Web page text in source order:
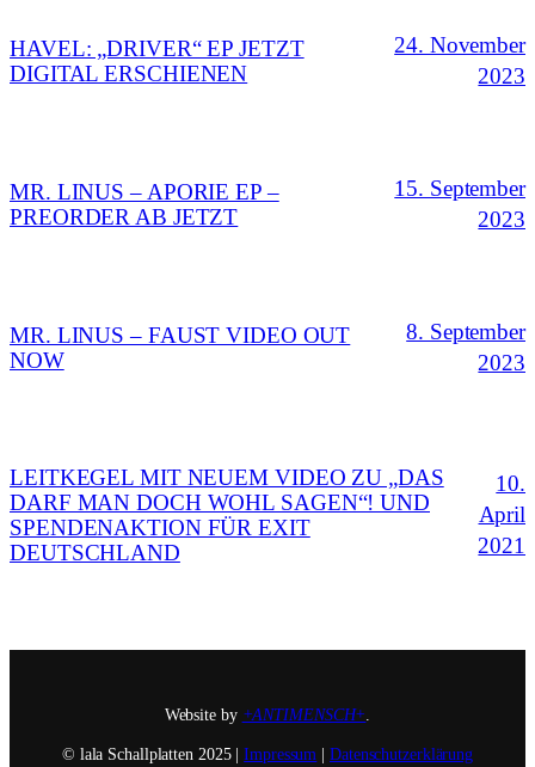
HAVEL: „DRIVER“ EP JETZT
DIGITAL ERSCHIENEN
24. November
2023
MR. LINUS – APORIE EP –
PREORDER AB JETZT
15. September
2023
MR. LINUS – FAUST VIDEO OUT
NOW
8. September
2023
LEITKEGEL MIT NEUEM VIDEO ZU „DAS
DARF MAN DOCH WOHL SAGEN“! UND
SPENDENAKTION FÜR EXIT
DEUTSCHLAND
10.
April
2021
Website by +ANTIMENSCH+
© lala Schallplatten 2025 |Impressum Datenschutzerklärung